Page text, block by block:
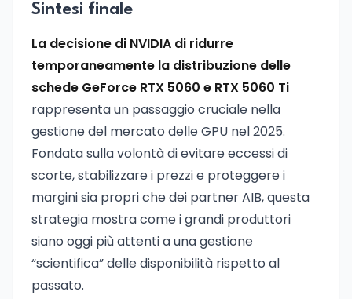
Sintesi finale
La decisione di NVIDIA di ridurre
temporaneamente la distribuzione delle
schede GeForce RTX 5060 e RTX 5060 Ti
rappresenta un passaggio cruciale nella
gestione del mercato delle GPU nel 2025.
Fondata sulla volontà di evitare eccessi di
scorte, stabilizzare i prezzi e proteggere i
margini sia propri che dei partner AIB, questa
strategia mostra come i grandi produttori
siano oggi più attenti a una gestione
“scientifica” delle disponibilità rispetto al
passato.